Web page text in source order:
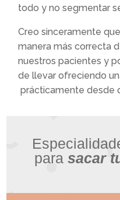
todo y no segmentar
Creo sinceramente
manera más correcta
nuestros pacientes y
de llevar ofreciendo
prácticamente desde
para sacar